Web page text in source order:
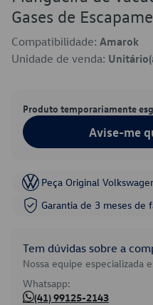
Gases de
Compatibilidade: Amarok
Unidade de venda:
Produto temporariamente
Avise-me
Peça Original
Garantia de 3 meses de
Tem dúvidas sobre a
Nossa equipe especializada
Whatsapp:
(41) 99125-2143